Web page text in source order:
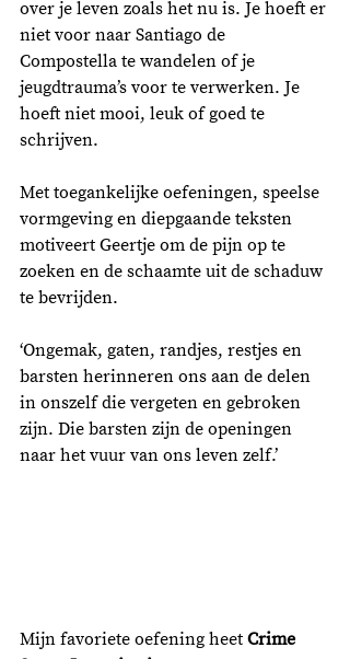
over je leven zoals het nu is. Je hoeft er
niet voor naar Santiago de
Compostella te wandelen of je
jeugdtrauma’s voor te verwerken. Je
hoeft niet mooi, leuk of goed te
schrijven.
Met toegankelijke oefeningen, speelse
vormgeving en diepgaande teksten
motiveert Geertje om de pijn op te
zoeken en de schaamte uit de schaduw
te bevrijden.
‘Ongemak, gaten, randjes, restjes en
barsten herinneren ons aan de delen
in onszelf die vergeten en gebroken
zijn. Die barsten zijn de openingen
naar het vuur van ons leven zelf.’
Mijn favoriete oefening heet Crime